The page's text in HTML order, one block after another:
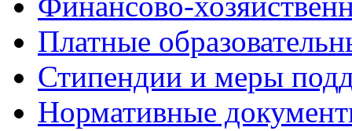
Платные
Стипендии и меры
Нормативные